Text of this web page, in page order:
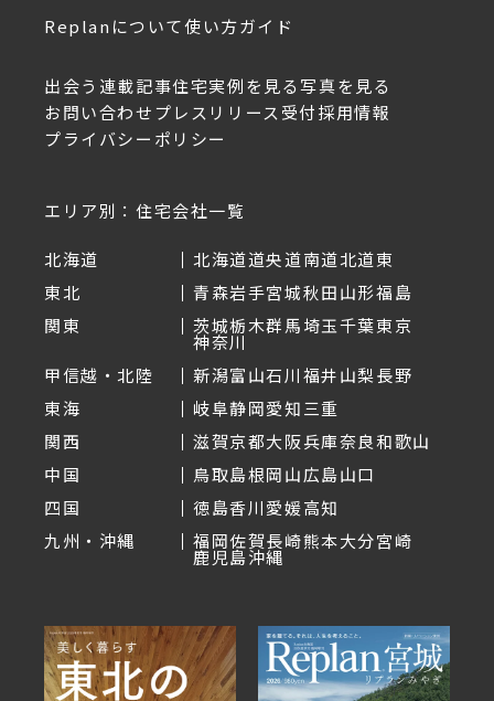
Replanについて使い方ガイド
出会う 連載記事住宅実例を見る写真を見る
お問い合わせ プレスリリース受付採用情報
プライバシーポリシー
エリア別：住宅会社一覧
北海道 北海道道央道南道北道東
東北
青森岩手宮城秋田山形福島
関東
茨城栃木群馬埼玉千葉東京
神奈川
甲信越・北陸
新潟富山石川福井山梨長野
東海
岐阜静岡愛知三重
関西
滋賀京都大阪兵庫奈良和歌山
中国
鳥取島根岡山広島山口
四国
徳島香川愛媛高知
九州・沖縄
福岡佐賀長崎熊本大分宮崎
鹿児島沖縄